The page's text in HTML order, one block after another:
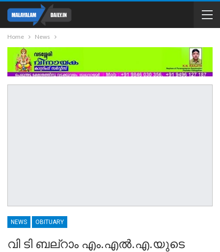
Home News
NEWS OBITUARY
വി ടി ബല്റാം എം.എല്‍.എ.യുടെ